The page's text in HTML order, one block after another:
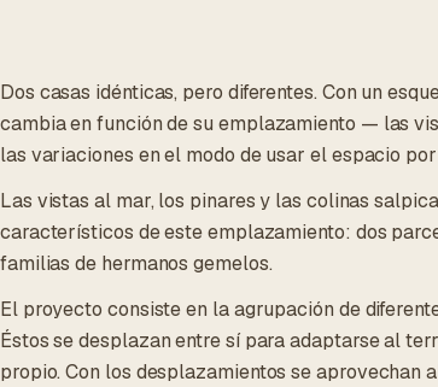
Dos casas idénticas, pero diferentes. Con un
cambia en función de su emplazamiento — las
las variaciones en el modo de usar el espacio
Las vistas al mar, los pinares y las colinas
característicos de este emplazamiento: dos
familias de hermanos gemelos.
El proyecto consiste en la agrupación de
Éstos se desplazan entre sí para adaptarse al
propio. Con los desplazamientos se aprovechan